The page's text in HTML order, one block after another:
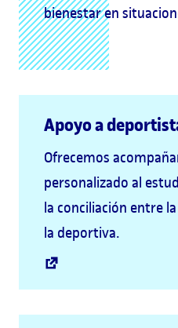
bienestar en
Apoyo a
Ofrecemos
personalizado al
la conciliación entre
la deportiva.